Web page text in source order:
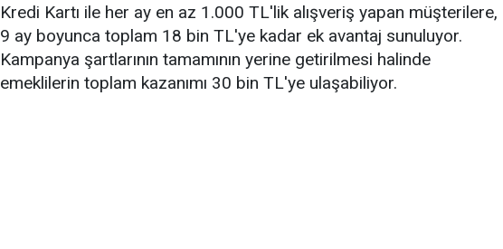
Kredi Kartı ile her ay en az 1.000 TL'lik alışveriş yapan müşterilere,
9 ay boyunca toplam 18 bin TL'ye kadar ek avantaj sunuluyor.
Kampanya şartlarının tamamının yerine getirilmesi halinde
emeklilerin toplam kazanımı 30 bin TL'ye ulaşabiliyor.